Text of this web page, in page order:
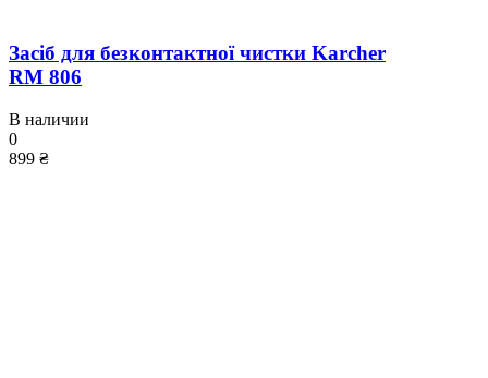
Засіб для безконтактної чистки Karcher
RM 806
В наличии
0
899 ₴